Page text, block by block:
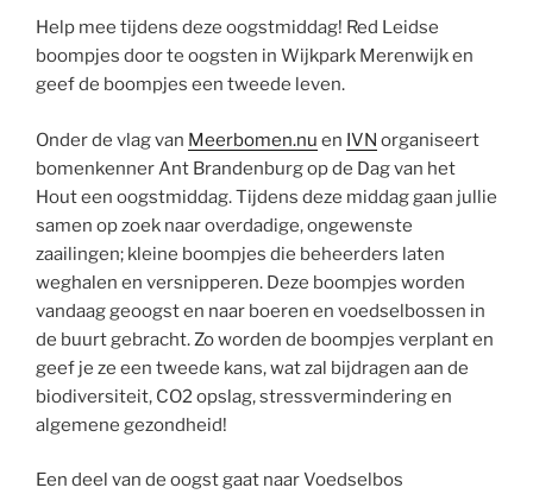
Help mee tijdens deze oogstmiddag! Red Leidse
boompjes door te oogsten in Wijkpark Merenwijk en
geef de boompjes een tweede leven.
Onder de vlag van Meerbomen.nu en IVN organiseert
bomenkenner Ant Brandenburg op de Dag van het
Hout een oogstmiddag. Tijdens deze middag gaan jullie
samen op zoek naar overdadige, ongewenste
zaailingen; kleine boompjes die beheerders laten
weghalen en versnipperen. Deze boompjes worden
vandaag geoogst en naar boeren en voedselbossen in
de buurt gebracht. Zo worden de boompjes verplant en
geef je ze een tweede kans, wat zal bijdragen aan de
biodiversiteit, CO2 opslag, stressvermindering en
algemene gezondheid!
Een deel van de oogst gaat naar Voedselbos